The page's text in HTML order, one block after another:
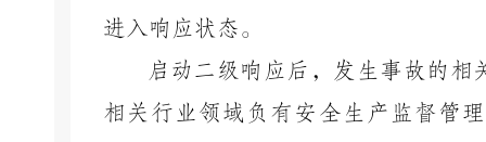
进入响应状态。
启动二级响应后，发生事故的
相关行业领域负有安全生产监督管